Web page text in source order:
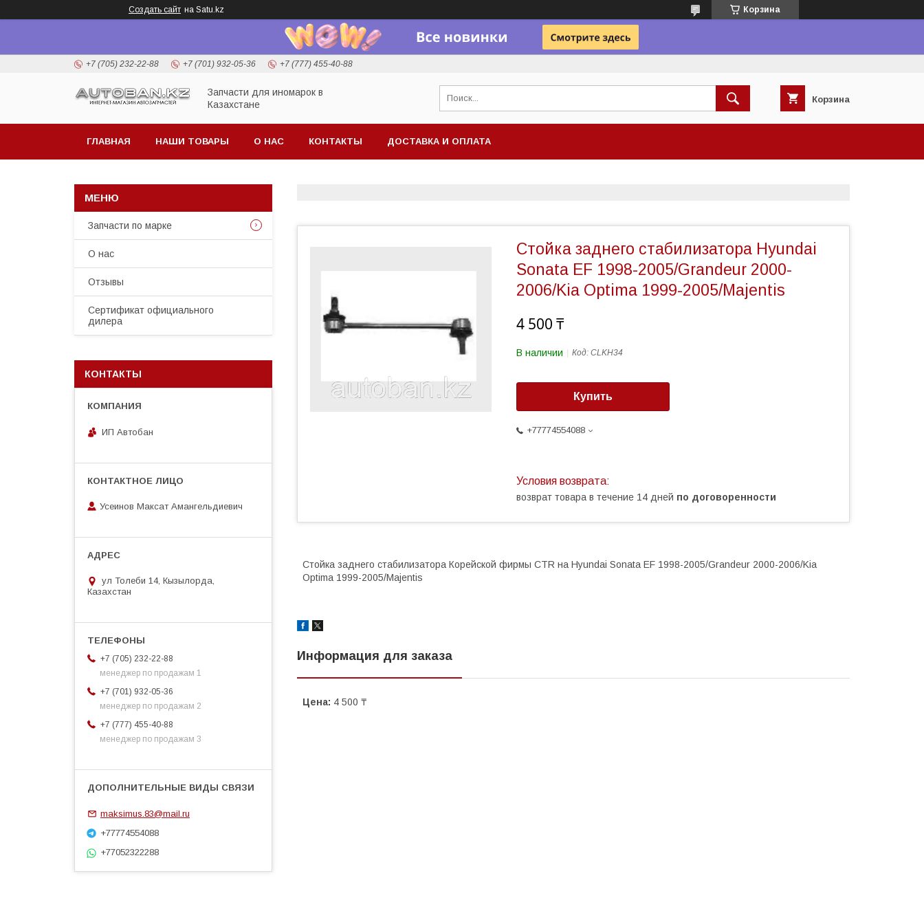
Создать сайт на Satu.kz Корзина
+7 (705) 232-22-88 +7 (701) 932-05-36 +7 (777) 455-40-88
Запчасти для иномарок в
Казахстане
Корзина
ГЛАВНАЯ НАШИ ТОВАРЫ О НАС КОНТАКТЫ ДОСТАВКА И ОПЛАТА
Стойка заднего стабилизатора Hyundai
Sonata EF 1998-2005/Grandeur 2000-
2006/Kia Optima 1999-2005/Majentis
4 500 ₸
В наличии Код: CLKH34
Купить
+77774554088
возврат товара в течение 14 дней по договоренности
Стойка заднего стабилизатора Корейской фирмы CTR на Hyundai Sonata EF 1998-2005/Grandeur 2000-2006/Kia
Optima 1999-2005/Majentis
Информация для заказа
Цена: 4 500 ₸
Запчасти по марке
О нас
Отзывы
Сертификат официального
дилера
КОНТАКТЫ
ИП Автобан
Усеинов Максат Амангельдиевич
ул Толеби 14, Кызылорда,
Казахстан
+7 (705) 232-22-88
менеджер по продажам 1
+7 (701) 932-05-36
менеджер по продажам 2
+7 (777) 455-40-88
менеджер по продажам 3
maksimus.83@mail.ru
+77774554088
+77052322288